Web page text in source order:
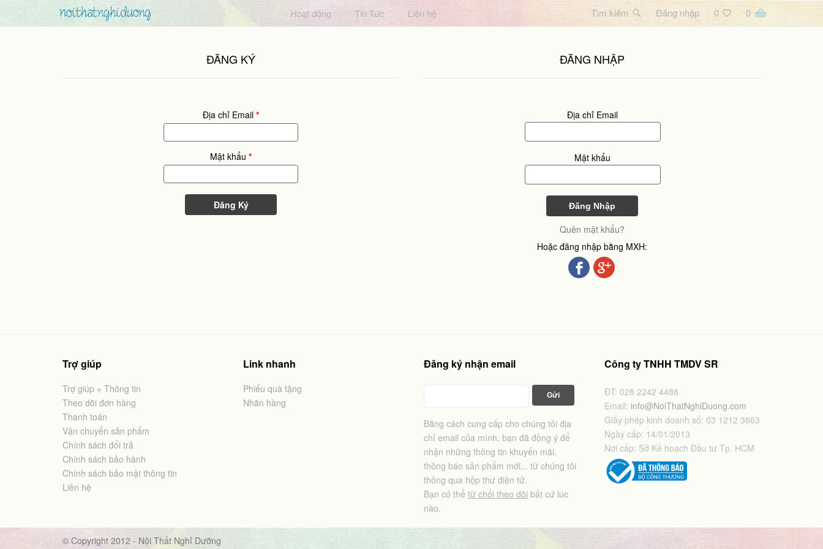
Hoạt động Tin Tức Liên hệ Tìm kiếm Đăng nhập 0 0
ĐĂNG KÝ
Địa chỉ Email *
Mật khẩu *
ĐĂNG NHẬP
Địa chỉ Email
Mật khẩu
Quên mật khẩu?
Hoặc đăng nhập bằng MXH:
Trợ giúp
Trợ giúp + Thông tin
Theo dõi đơn hàng
Thanh toán
Vận chuyển sản phẩm
Chính sách đổi trả
Chính sách bảo hành
Chính sách bảo mật thông tin
Liên hệ
Link nhanh
Phiếu quà tặng
Nhãn hàng
Đăng ký nhận email
Bằng cách cung cấp cho chúng tôi địa
chỉ email của mình, bạn đã đồng ý để
nhận những thông tin khuyến mãi,
thông báo sản phẩm mới... từ chúng tôi
thông qua hộp thư điện tử.
Bạn có thể từ chối theo dõi bất cứ lúc
nào.
Công ty TNHH TMDV SR
ĐT: 028 2242 4488
Email: info@NoiThatNghiDuong.com
Giấy phép kinh doanh số: 03 1212 3663
Ngày cấp: 14/01/2013
Nơi cấp: Sở Kế hoạch Đầu tư Tp. HCM
© Copyright 2012 - Nội Thất Nghỉ Dưỡng